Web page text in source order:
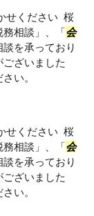
せください 桜
相談」、「会
を承っており
ざいました
い。
せください 桜
相談」、「会
を承っており
ざいました
い。